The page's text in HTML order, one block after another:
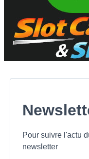
Pour suivre l'actu
newsletter